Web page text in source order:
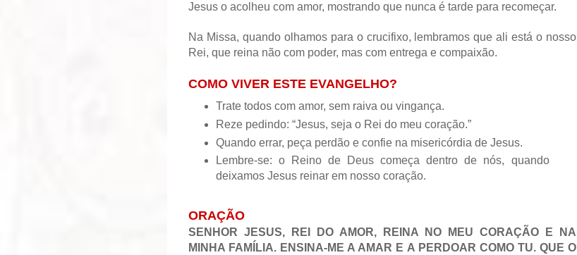
Jesus o acolheu com amor, mostrando que nunca é tarde para recomeçar.
Na Missa, quando olhamos para o crucifixo, lembramos que ali está o nosso
Rei, que reina não com poder, mas com entrega e compaixão.
COMO VIVER ESTE EVANGELHO?
Trate todos com amor, sem raiva ou vingança.
Reze pedindo: “Jesus, seja o Rei do meu coração.”
Quando errar, peça perdão e confie na misericórdia de Jesus.
Lembre-se: o Reino de Deus começa dentro de nós, quando
deixamos Jesus reinar em nosso coração.
ORAÇÃO
SENHOR JESUS, REI DO AMOR, REINA NO MEU CORAÇÃO E NA
MINHA FAMÍLIA. ENSINA-ME A AMAR E A PERDOAR COMO TU. QUE O